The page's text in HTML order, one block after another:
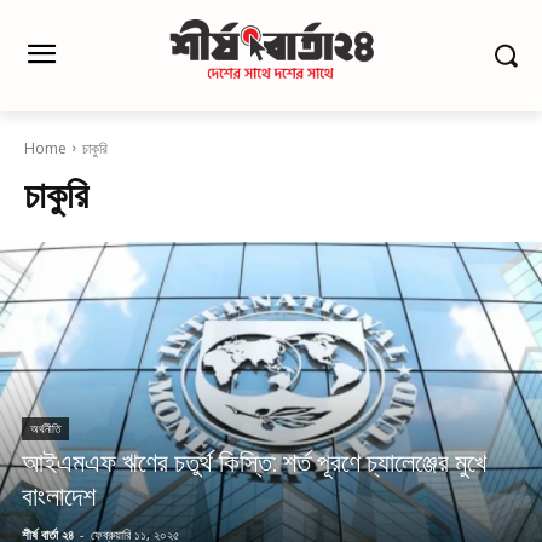
Home চাকুরি
চাকুরি
অর্থনীতি
আইএমএফ ঋণের চতুর্থ কিস্তি: শর্ত পূরণে চ্যালেঞ্জের মুখে
বাংলাদেশ
শীর্ষ বার্তা ২৪ - ফেব্রুয়ারি ১১, ২০২৫